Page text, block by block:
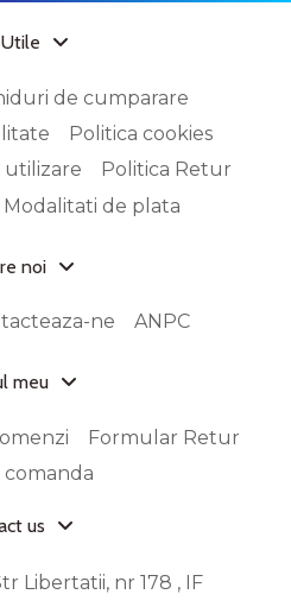
de cumparare
Politica cookies
utilizare
Politica Retur
Modalitati de plata
noi
ne ANPC
meu
Formular Retur
us
Libertatii, nr 178 , IF